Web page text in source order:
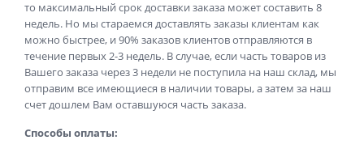
то максимальный срок доставки заказа может составить 8
недель. Но мы стараемся доставлять заказы клиентам как
можно быстрее, и 90% заказов клиентов отправляются в
течение первых 2-3 недель. В случае, если часть товаров из
Вашего заказа через 3 недели не поступила на наш склад, мы
отправим все имеющиеся в наличии товары, а затем за наш
счет дошлем Вам оставшуюся часть заказа.
Способы оплаты: